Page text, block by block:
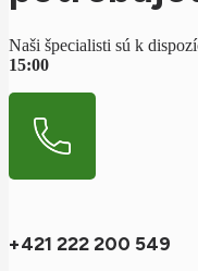
Naši špecialisti sú k
15:00
+421 222 200 549